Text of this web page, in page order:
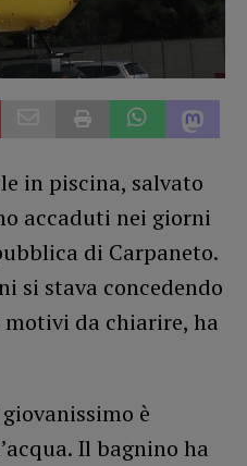
in piscina, salvato
accaduti nei giorni
di Carpaneto.
si stava concedendo
da chiarire, ha
è
Il bagnino ha